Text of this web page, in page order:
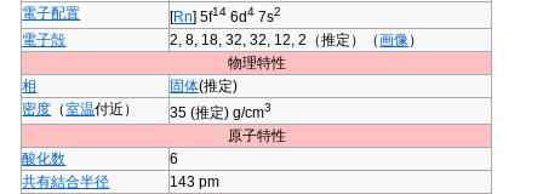
電子配置
[Rn] 5f14 6d4 7s2
電子殻 2, 8, 18, 32, 32, 12, 2（推定）（画像 ）
物理特性
相
固体(推定)
密度 （室温付近） 35 (推定) g/cm3
原子特性
酸化数
6
共有結合半径
143 pm